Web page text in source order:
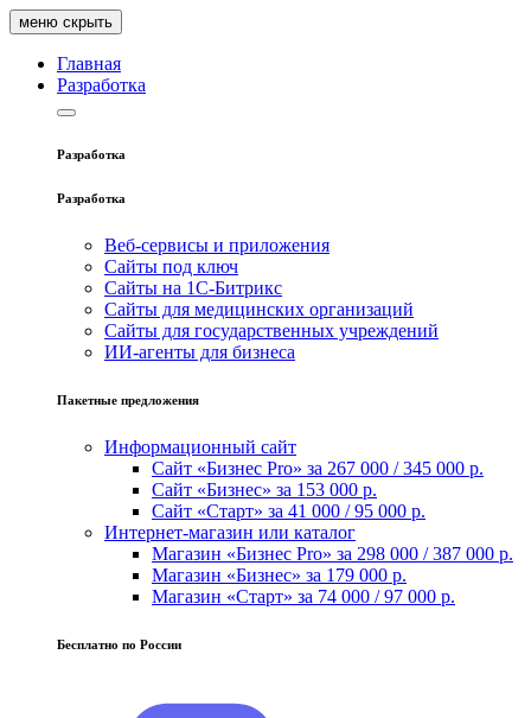
меню скрыть
Главная
Pазработка
Pазработка
Pазработка
Веб-сервисы и приложения
Сайты под ключ
Сайты на 1С-Битрикс
Сайты для медицинских организаций
Сайты для государственных учреждений
ИИ‑агенты для бизнеса
Пакетные предложения
Информационный сайт
Сайт «Бизнес Pro» за 267 000 / 345 000 р.
Сайт «Бизнес» за 153 000 р.
Сайт «Старт» за 41 000 / 95 000 р.
Интернет-магазин или каталог
Магазин «Бизнес Pro» за 298 000 / 387 000 р.
Магазин «Бизнес» за 179 000 р.
Магазин «Старт» за 74 000 / 97 000 р.
Бесплатно по России